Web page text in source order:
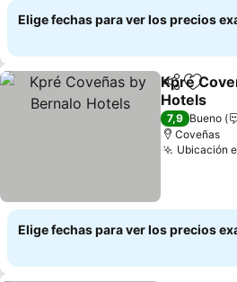
Elige fechas para ver los precios
Compartir
Kpré
Hotels
Ver precios
7,9 Bueno
Coveñas
Ubicación
Elige fechas para ver los precios